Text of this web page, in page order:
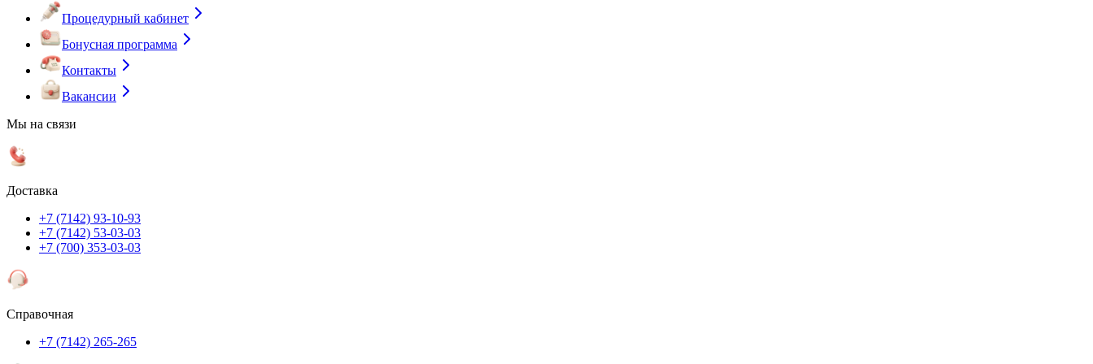
Процедурный кабинет
Бонусная программа
Контакты
Вакансии
Мы на связи
Доставка
+7 (7142) 93-10-93
+7 (7142) 53-03-03
+7 (700) 353-03-03
Справочная
+7 (7142) 265-265